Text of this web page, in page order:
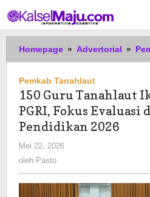
ke
konten
Homepage » Advertorial »
Pemkab Tanahlaut
150 Guru Tanahlaut
PGRI, Fokus Evaluasi
Pendidikan 2026
Mei 22, 2026
oleh Pasto